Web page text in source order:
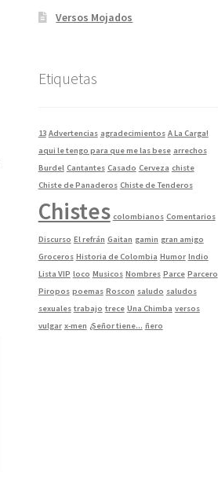
Versos Mojados
Etiquetas
13 Advertencias agradecimientos A La Carga!
aqui le tengo para que me las bese arrechos
Burdel Cantantes Casado Cerveza chiste
Chiste de Panaderos Chiste de Tenderos
Chistes colombianos Comentarios
Discurso El refrán Gaitan gamin gran amigo
Groceros Historia de Colombia Humor Indio
Lista VIP loco Musicos Nombres Parce Parcero
Piropos poemas Roscon saludo saludos
sexuales trabajo trece Una Chimba versos
vulgar x-men ¿Señor tiene... ñero